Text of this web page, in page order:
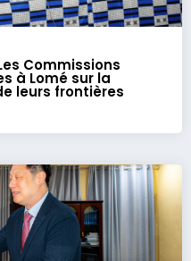
Commissions
à Lomé sur la
leurs frontières